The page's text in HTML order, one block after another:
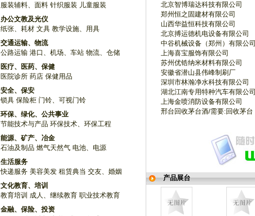
服装辅料、面料 针织服装 儿童服装
办公文教及光仪
纸张、耗材 文具 教学设施、用具
交通运输、物流
公路运输 港口、机场、车站 物流、仓储
医疗、医药、保健
医院诊所 药店 保健用品
安全、保安
锁具 保险柜 门铃、可视门铃
环保、绿化、公共事业
节能技术与产品 环保技术、环保工程
能源、矿产、冶金
石油及制品 燃气天然气 电池、电源
生活服务
快递服务 美容美发 租赁典当 交友、婚姻
文化教育、培训
教育培训 成人、继续教育 职业技术教育
金融、保险、投资
北京智博瑞达科技有限公司
郑州恒之固建材有限公司
山西华益恒科技有限公司
北京搏运德机电设备有限公司
中谷机械设备（郑州）有限公
上海喜宝服饰有限公司
苏州优锆纳米材料有限公司
安徽省潜山县伟峰制刷厂
深圳市林瀚净水科技有限公司
湖北江南专用特种汽车有限公
上海金喷消防设备有限公司
邢台回收茅台酒/需要:回收茅台
产品展台